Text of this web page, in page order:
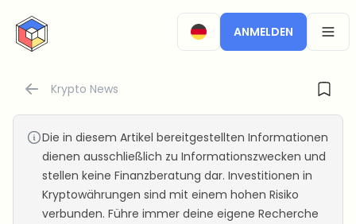
CryptoTicker
ANMELDEN
Krypto News
Die in diesem Artikel bereitgestellten Informationen
dienen ausschließlich zu Informationszwecken und
stellen keine Finanzberatung dar. Investitionen in
Kryptowährungen sind mit einem hohen Risiko
verbunden. Führe immer deine eigene Recherche